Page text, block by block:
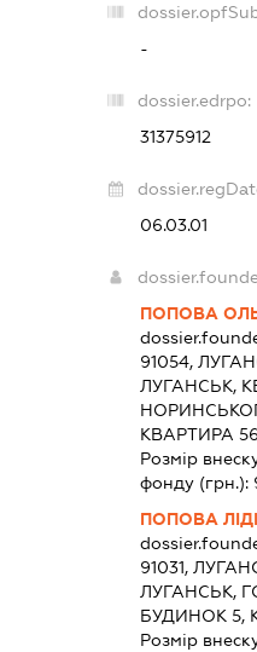
-
dossier.edrpo:
31375912
06.03.01
ПОПОВА
91054,
ЛУГАНСЬК,
КВАРТИРА 56
Розмір
фонду (грн.):
ПОПОВА
91031,
ЛУГАНСЬК,
БУДИНОК 5,
Розмір